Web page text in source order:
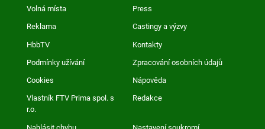
Volná místa Press
Reklama Castingy a výzvy
HbbTV Kontakty
Podmínky užívání Zpracování osobních údajů
Cookies Nápověda
Vlastník FTV Prima spol. s
r.o.
Redakce